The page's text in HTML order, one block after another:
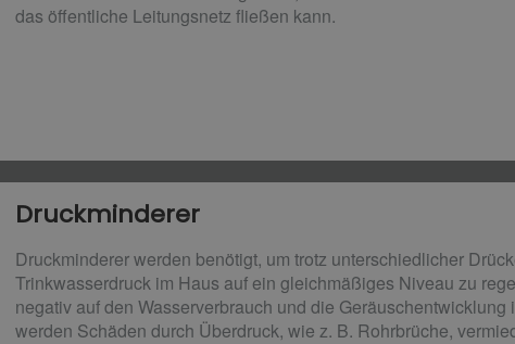
das öffentliche Leitungsnetz fließen kann.
Druckminderer​
Druckminderer werden benötigt, um trotz unterschiedlicher
Trinkwasserdruck im Haus auf ein gleichmäßiges Niveau zu
negativ auf den Wasserverbrauch und die
werden Schäden durch Überdruck, wie z. B. Rohrbrüche,